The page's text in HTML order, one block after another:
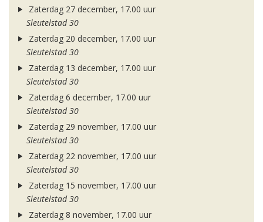
Zaterdag 27 december, 17.00 uur
Sleutelstad 30
Zaterdag 20 december, 17.00 uur
Sleutelstad 30
Zaterdag 13 december, 17.00 uur
Sleutelstad 30
Zaterdag 6 december, 17.00 uur
Sleutelstad 30
Zaterdag 29 november, 17.00 uur
Sleutelstad 30
Zaterdag 22 november, 17.00 uur
Sleutelstad 30
Zaterdag 15 november, 17.00 uur
Sleutelstad 30
Zaterdag 8 november, 17.00 uur